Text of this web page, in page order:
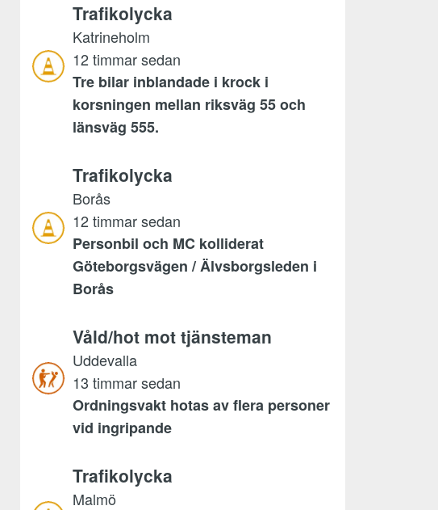
Trafikolycka
Katrineholm
12 timmar sedan
Tre bilar inblandade i krock i
korsningen mellan riksväg 55 och
länsväg 555.
Trafikolycka
Borås
12 timmar sedan
Personbil och MC kolliderat
Göteborgsvägen / Älvsborgsleden i
Borås
Våld/hot mot tjänsteman
Uddevalla
13 timmar sedan
Ordningsvakt hotas av flera personer
vid ingripande
Trafikolycka
Malmö